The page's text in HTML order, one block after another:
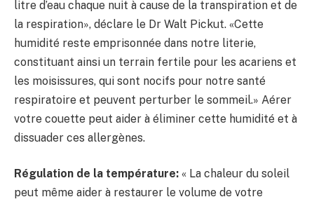
litre d’eau chaque nuit à cause de la transpiration et de
la respiration», déclare le Dr Walt Pickut. «Cette
humidité reste emprisonnée dans notre literie,
constituant ainsi un terrain fertile pour les acariens et
les moisissures, qui sont nocifs pour notre santé
respiratoire et peuvent perturber le sommeil.» Aérer
votre couette peut aider à éliminer cette humidité et à
dissuader ces allergènes.
Régulation de la température: « La chaleur du soleil
peut même aider à restaurer le volume de votre